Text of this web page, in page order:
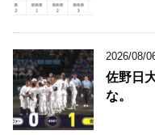
2026/08/
佐野日
な。